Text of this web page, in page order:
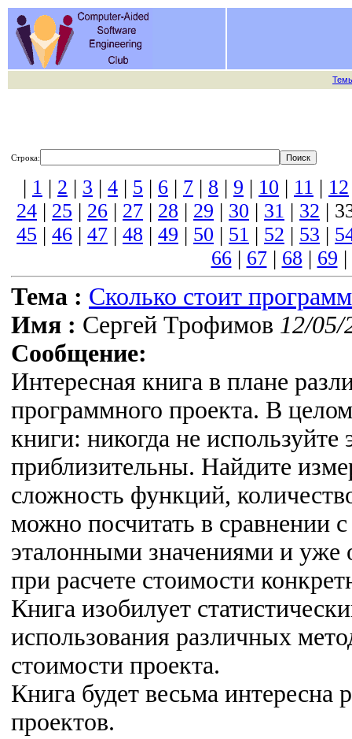
Строка:
| 1 | 2 | 3 | 4 | 5 | 6 | 7 | 8 | 9 | 10 | 11 | 12
24 | 25 | 26 | 27 | 28 | 29 | 30 | 31 | 32 |
45 | 46 | 47 | 48 | 49 | 50 | 51 | 52 | 53 |
66| 67| 68 | 69 |
Тема : Сколько стоит
Имя : Сергей Трофимов 12/05/
Сообщение:
Интересная книга в плане
программного проекта. В
книги: никогда не
приблизительны. Найдите
сложность функций,
можно посчитать в сравнении
эталонными значениями и уже
при расчете стоимости
Книга изобилует
использования различных
стоимости проекта.
Книга будет весьма
проектов.